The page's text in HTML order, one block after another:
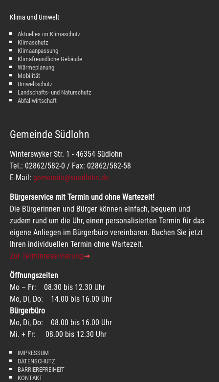
Klima und Umwelt
Aktuelles im Klimaschutz
Klimaschutz
Klimaanpassung
Klimafreundliche Gebäude
Wärmeplanung
Mobilität
Umweltschutz
Landschafts- und Naturschutz
Abfallwirtschaft
Gemeinde Südlohn
Winterswyker Str. 1 - 46354 Südlohn
Tel.: 02862/582-0 / Fax: 02862/582-58
E-Mail: gemeinde@suedlohn.de
Bürgerservice mit Termin und ohne Wartezeit!
Die Bürgerinnen und Bürger können einfach, bequem und
zudem rund um die Uhr, einen personalisierten Termin für das
eigene Anliegen im Bürgerbüro vereinbaren. Buchen Sie jetzt
Ihren individuellen Termin ohne Wartezeit.
Zur Terminreservierung
Öffnungszeiten
Mo – Fr: 08.30 bis 12.30 Uhr
Mo, Di, Do: 14.00 bis 16.00 Uhr
Bürgerbüro
Mo, Di, Do: 08.00 bis 16.00 Uhr
Mi. + Fr: 08.00 bis 12.30 Uhr
IMPRESSUM
DATENSCHUTZ
BARRIEREFREIHEIT
KONTAKT